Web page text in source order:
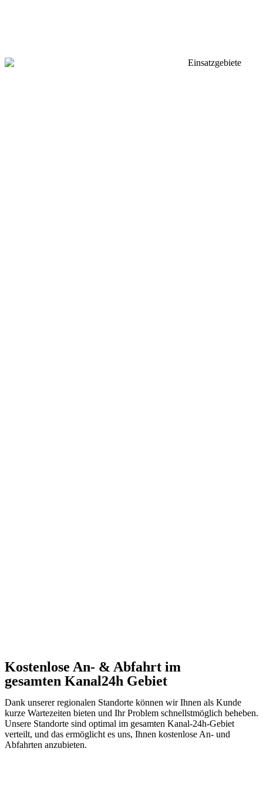
Kostenlose An- & Abfahrt im
gesamten Kanal24h Gebiet
Dank unserer regionalen Standorte können wir Ihnen als Kunde
kurze Wartezeiten bieten und Ihr Problem schnellstmöglich beheben.
Unsere Standorte sind optimal im gesamten Kanal-24h-Gebiet
verteilt, und das ermöglicht es uns, Ihnen kostenlose An- und
Abfahrten anzubieten.